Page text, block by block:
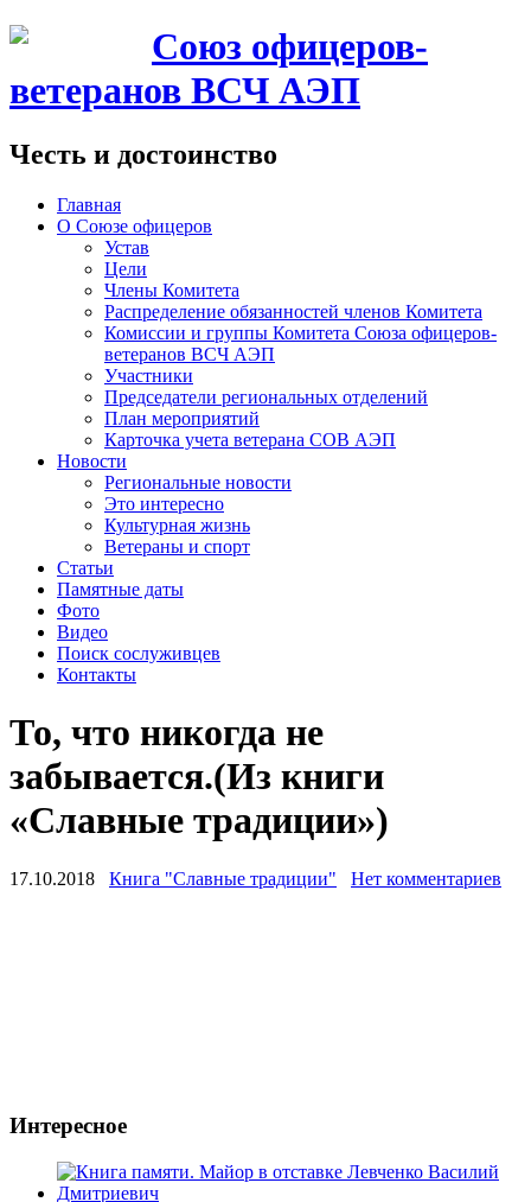
Союз офицеров-
ветеранов ВСЧ АЭП
Честь и достоинство
Главная
О Союзе офицеров
Устав
Цели
Члены Комитета
Распределение обязанностей членов Комитета
Комиссии и группы Комитета Союза офицеров-
ветеранов ВСЧ АЭП
Участники
Председатели региональных отделений
План мероприятий
Карточка учета ветерана CОВ АЭП
Новости
Региональные новости
Это интересно
Культурная жизнь
Ветераны и спорт
Статьи
Памятные даты
Фото
Видео
Поиск сослуживцев
Контакты
То, что никогда не
забывается.(Из книги
«Славные традиции»)
17.10.2018 Книга "Славные традиции" Нет комментариев
Интересное